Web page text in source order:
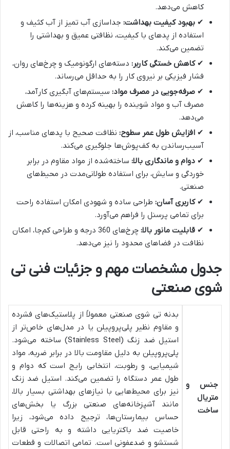
کاهش می‌دهد.
✔ بهبود کیفیت بهداشت: جداسازی آب تمیز از آب کثیف و
استفاده از پدهای با کیفیت، نظافتی عمیق و بهداشتی را
تضمین می‌کند.
✔کاهش خستگی کاربر: دسته‌های ارگونومیک و چرخ‌های روان،
فشار فیزیکی بر نیروی کار را به حداقل می‌رساند.
✔ صرفه‌جویی در مصرف مواد: سیستم‌های آبگیری کارآمد،
مصرف آب و مواد شوینده را بهینه کرده و هزینه‌ها را کاهش
می‌دهد.
✔ افزایش طول عمر سطوح: نظافت صحیح با پدهای مناسب، از
آسیب‌رساندن به کف‌پوش‌ها جلوگیری می‌کند.
✔ دوام و ماندگاری بالا: ساخته‌شده از مواد مقاوم در برابر
خوردگی و سایش، برای استفاده طولانی‌مدت در محیط‌های
صنعتی.
✔کاربری آسان: طراحی ساده و شهودی امکان استفاده راحت
برای تمامی پرسنل را فراهم می‌آورد.
✔ قابلیت مانور بالا:
چرخ‌های 360 درجه و طراحی کم‌جا، امکان
نظافت در فضاهای محدود را نیز می‌دهد.
جدول مشخصات مهم و جزئیات فنی تی
شوی صنعتی
جنس و
متریال
ساخت
بدنه تی شوی صنعتی معمولاً از پلاستیک‌های فشرده
و مقاوم نظیر پلی‌پروپیلن یا در مدل‌های خاص‌تر از
استیل ضد زنگ (Stainless Steel) ساخته می‌شود.
پلی‌پروپیلن به دلیل مقاومت بالا در برابر ضربه، مواد
شیمیایی، و رطوبت، انتخابی رایج است که دوام و
طول عمر دستگاه را تضمین می‌کند. استیل ضد زنگ
نیز برای محیط‌هایی با نیازهای بهداشتی بسیار بالا،
مانند آشپزخانه‌های صنعتی بزرگ یا بخش‌های
حساس بیمارستان‌ها، ترجیح داده می‌شود، زیرا
خاصیت ضد باکتریایی داشته و به راحتی قابل
شستشو و ضدعفونی است. تمامی اتصالات و قطعات